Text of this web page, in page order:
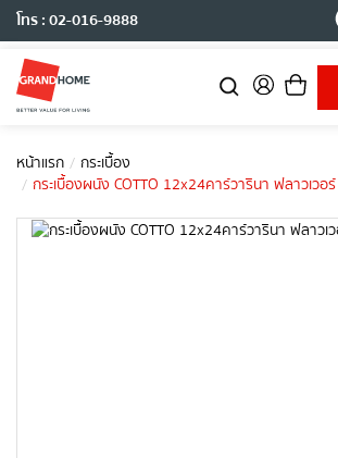
โทร : 02-016-9888
หน้าแรก
กระเบื้อง
กระเบื้องผนัง COTTO 12x24คาร์วารินา ฟลาวเว